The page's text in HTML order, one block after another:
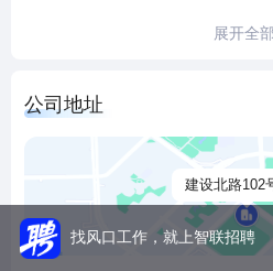
展开全部
公司地址
建设北路102
找风口工作，就上智联招聘